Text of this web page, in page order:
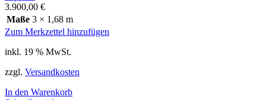
3.900,00 €
Maße 3 × 1,68 m
Zum Merkzettel hinzufügen
inkl. 19 % MwSt.
zzgl. Versandkosten
In den Warenkorb